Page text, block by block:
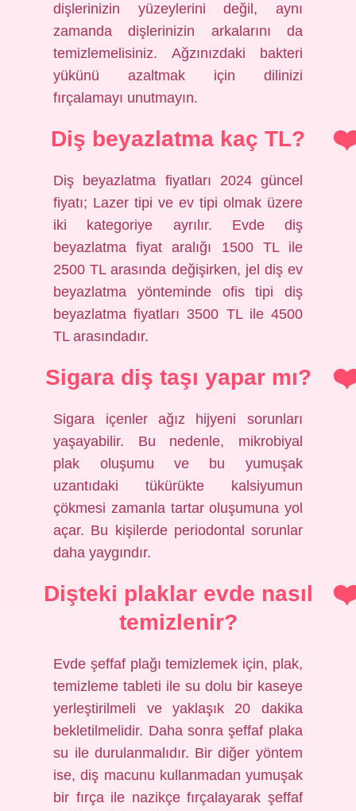
dişlerinizin yüzeylerini değil, aynı
zamanda dişlerinizin arkalarını da
temizlemelisiniz. Ağzınızdaki bakteri
yükünü azaltmak için dilinizi
fırçalamayı unutmayın.
Diş beyazlatma kaç TL?
Diş beyazlatma fiyatları 2024 güncel
fiyatı; Lazer tipi ve ev tipi olmak üzere
iki kategoriye ayrılır. Evde diş
beyazlatma fiyat aralığı 1500 TL ile
2500 TL arasında değişirken, jel diş ev
beyazlatma yönteminde ofis tipi diş
beyazlatma fiyatları 3500 TL ile 4500
TL arasındadır.
Sigara diş taşı yapar mı?
Sigara içenler ağız hijyeni sorunları
yaşayabilir. Bu nedenle, mikrobiyal
plak oluşumu ve bu yumuşak
uzantıdaki tükürükte kalsiyumun
çökmesi zamanla tartar oluşumuna yol
açar. Bu kişilerde periodontal sorunlar
daha yaygındır.
Dişteki plaklar evde nasıl
temizlenir?
Evde şeffaf plağı temizlemek için, plak,
temizleme tableti ile su dolu bir kaseye
yerleştirilmeli ve yaklaşık 20 dakika
bekletilmelidir. Daha sonra şeffaf plaka
su ile durulanmalıdır. Bir diğer yöntem
ise, diş macunu kullanmadan yumuşak
bir fırça ile nazikçe fırçalayarak şeffaf